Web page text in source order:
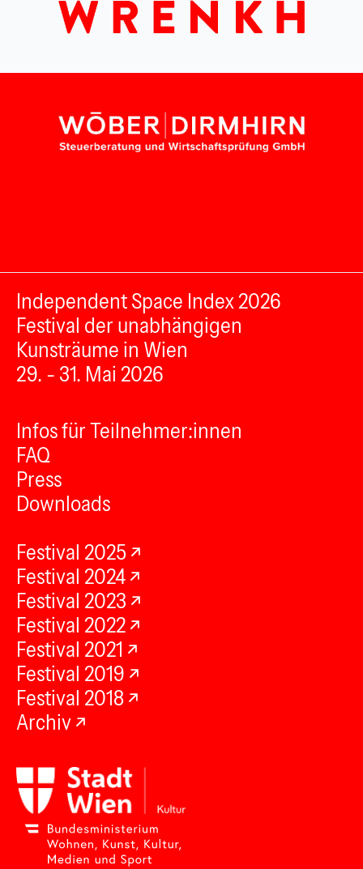
Independent Space Index 2026
Festival der unabhängigen
Kunsträume in Wien
29. - 31. Mai 2026
Infos für Teilnehmer:innen
FAQ
Press
Downloads
Festival 2025
Festival 2024
Festival 2023
Festival 2022
Festival 2021
Festival 2019
Festival 2018
Archiv